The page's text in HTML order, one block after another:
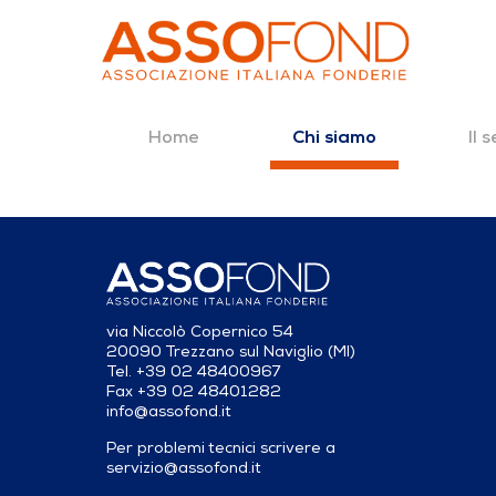
Home Chi siamo Il
via Niccolò Copernico 54
20090 Trezzano sul Naviglio (MI)
Tel. +39 02 48400967
Fax +39 02 48401282
info@assofond.it
Per problemi tecnici scrivere a
servizio@assofond.it